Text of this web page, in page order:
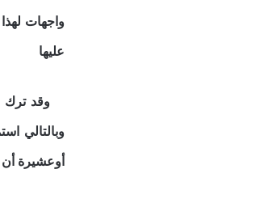
واجهات
عليها
وقد ترك
وبالتالي
أوعشيرة أن